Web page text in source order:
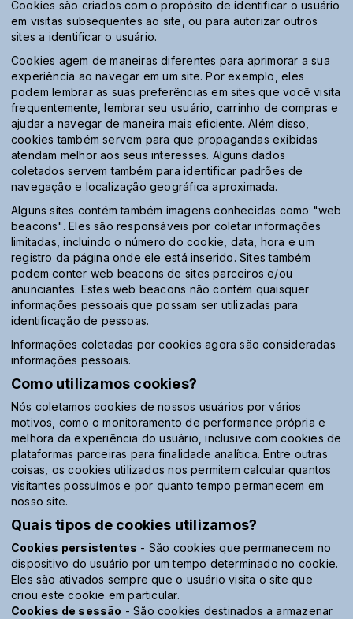
Cookies são criados com o propósito de identificar o usuário
em visitas subsequentes ao site, ou para autorizar outros
sites a identificar o usuário.
Cookies agem de maneiras diferentes para aprimorar a sua
experiência ao navegar em um site. Por exemplo, eles
podem lembrar as suas preferências em sites que você visita
frequentemente, lembrar seu usuário, carrinho de compras e
ajudar a navegar de maneira mais eficiente. Além disso,
cookies também servem para que propagandas exibidas
atendam melhor aos seus interesses. Alguns dados
coletados servem também para identificar padrões de
navegação e localização geográfica aproximada.
Alguns sites contém também imagens conhecidas como "web
beacons". Eles são responsáveis por coletar informações
limitadas, incluindo o número do cookie, data, hora e um
registro da página onde ele está inserido. Sites também
podem conter web beacons de sites parceiros e/ou
anunciantes. Estes web beacons não contém quaisquer
informações pessoais que possam ser utilizadas para
identificação de pessoas.
Informações coletadas por cookies agora são consideradas
informações pessoais.
Como utilizamos cookies?
Nós coletamos cookies de nossos usuários por vários
motivos, como o monitoramento de performance própria e
melhora da experiência do usuário, inclusive com cookies de
plataformas parceiras para finalidade analítica. Entre outras
coisas, os cookies utilizados nos permitem calcular quantos
visitantes possuímos e por quanto tempo permanecem em
nosso site.
Quais tipos de cookies utilizamos?
Cookies persistentes - São cookies que permanecem no
dispositivo do usuário por um tempo determinado no cookie.
Eles são ativados sempre que o usuário visita o site que
criou este cookie em particular.
Cookies de sessão - São cookies destinados a armazenar